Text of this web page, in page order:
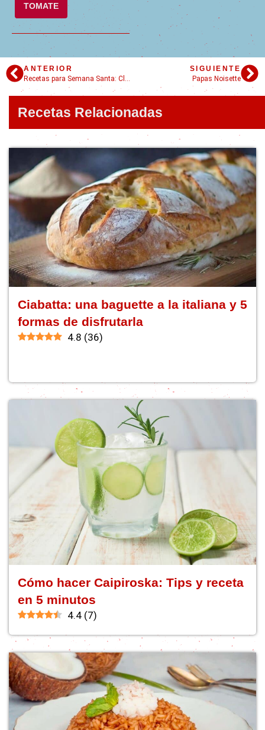
TOMATE
ANTERIOR
SIGUIENTE
Papas Noisette
Recetas Relacionadas
Ciabatta: una baguette a la italiana y 5
formas de disfrutarla
4.8 (36)
Cómo hacer Caipiroska: Tips y receta
en 5 minutos
4.4 (7)